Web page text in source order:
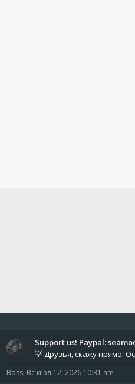
Boss, Вс июл 12, 2026 10:31 am